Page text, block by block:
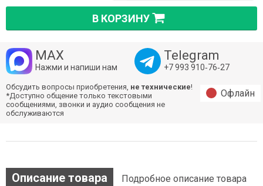
В КОРЗИНУ
MAX
Нажми и напиши нам
Telegram
+7 993 910‑76‑27
Обсудить вопросы приобретения, не технические!
*Доступно общение только текстовыми
сообщениями, звонки и аудио сообщения не
обслуживаются
Офлайн
Описание товара Подробное описание товара